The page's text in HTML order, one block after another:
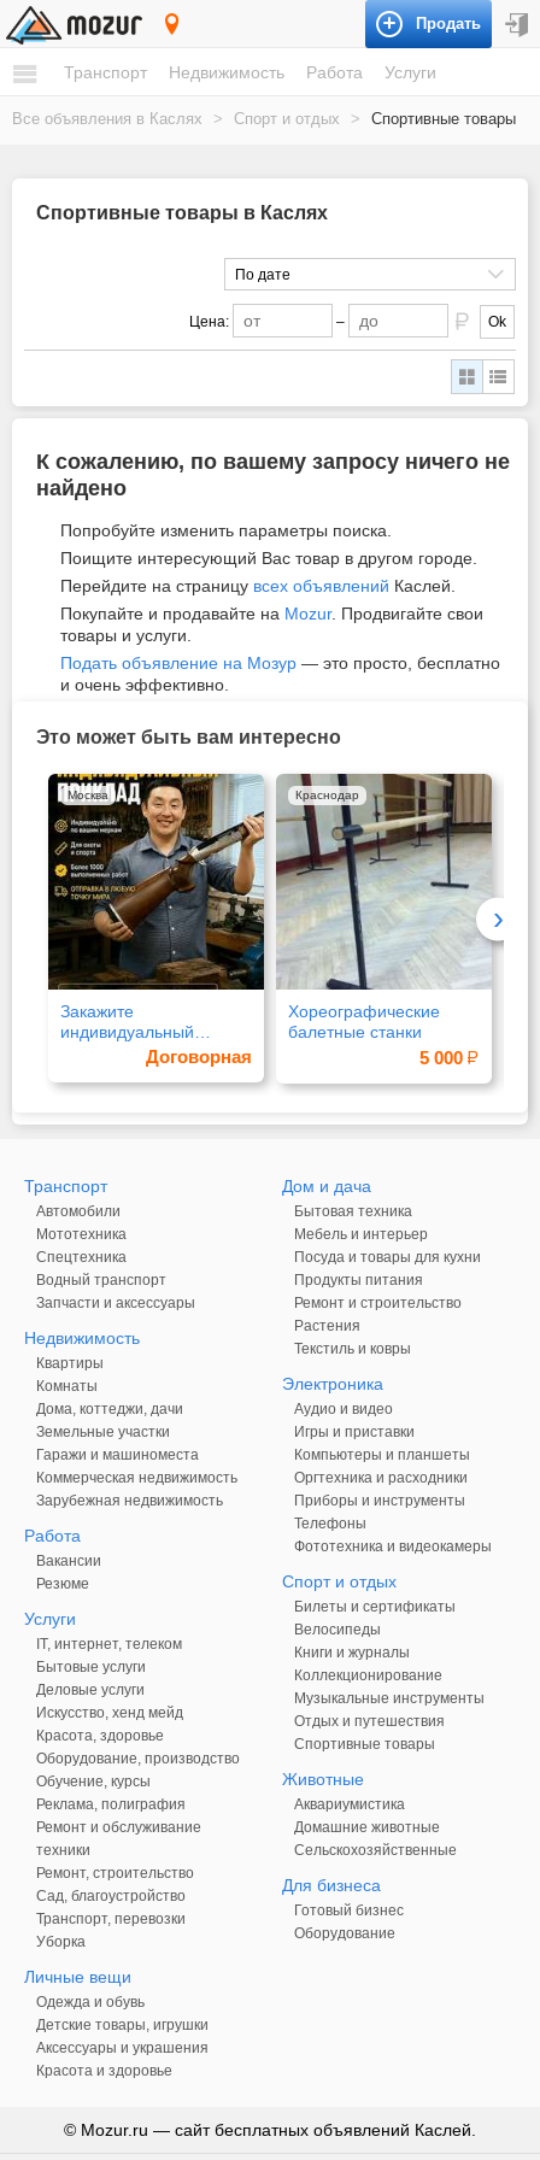
Продать
Транспорт Недвижимость Работа Услуги
Все объявления в Каслях > Спорт и отдых > Спортивные товары
Спортивные товары в Каслях
По дате
Цена: – Ok
К сожалению, по вашему запросу ничего не
найдено
Попробуйте изменить параметры поиска.
Поищите интересующий Вас товар в другом городе.
Перейдите на страницу всех объявлений Каслей.
Покупайте и продавайте на Mozur. Продвигайте свои
товары и услуги.
Подать объявление на Мозур — это просто, бесплатно
и очень эффективно.
Это может быть вам интересно
Закажите
индивидуальный
приклад по своим
Договорная
Москва
Хореографические
балетные станки
5 000
Краснодар
›
Транспорт
Автомобили
Мототехника
Спецтехника
Водный транспорт
Запчасти и аксессуары
Недвижимость
Квартиры
Комнаты
Дома, коттеджи, дачи
Земельные участки
Гаражи и машиноместа
Коммерческая недвижимость
Зарубежная недвижимость
Работа
Вакансии
Резюме
Услуги
IT, интернет, телеком
Бытовые услуги
Деловые услуги
Искусство, хенд мейд
Красота, здоровье
Оборудование, производство
Обучение, курсы
Реклама, полиграфия
Ремонт и обслуживание
техники
Ремонт, строительство
Сад, благоустройство
Транспорт, перевозки
Уборка
Личные вещи
Одежда и обувь
Детские товары, игрушки
Аксессуары и украшения
Красота и здоровье
Дом и дача
Бытовая техника
Мебель и интерьер
Посуда и товары для кухни
Продукты питания
Ремонт и строительство
Растения
Текстиль и ковры
Электроника
Аудио и видео
Игры и приставки
Компьютеры и планшеты
Оргтехника и расходники
Приборы и инструменты
Телефоны
Фототехника и видеокамеры
Спорт и отдых
Билеты и сертификаты
Велосипеды
Книги и журналы
Коллекционирование
Музыкальные инструменты
Отдых и путешествия
Спортивные товары
Животные
Аквариумистика
Домашние животные
Сельскохозяйственные
Для бизнеса
Готовый бизнес
Оборудование
© Mozur.ru — сайт бесплатных объявлений Каслей.